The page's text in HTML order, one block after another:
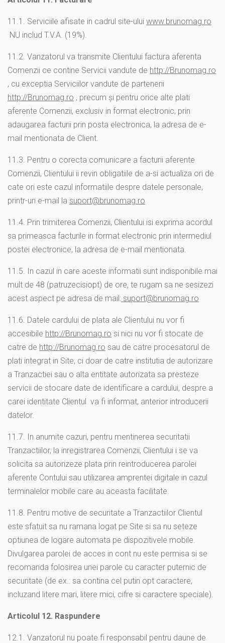
11.1. Serviciile afisate in cadrul site-ului www.brunomag.ro
NU includ T.V.A. (19%).
11.2. Vanzatorul va transmite Clientului factura aferenta
Comenzii ce contine Servicii vandute de http://Brunomag.ro
, cu exceptia Serviciilor vandute de partenerii
http://Brunomag.ro , precum şi pentru orice alte plati
aferente Comenzii, exclusiv in format electronic, prin
adaugarea facturii prin posta electronica, la adresa de e-
mail mentionata de Client.
11.3. Pentru o corecta comunicare a facturii aferente
Comenzii, Clientului ii revin obligatiile de a-si actualiza ori de
cate ori este cazul informatiile despre datele personale,
printr-un e-mail la suport@brunomag.ro
11.4. Prin trimiterea Comenzii, Clientului isi exprima acordul
sa primeasca facturile in format electronic prin intermediul
postei electronice, la adresa de e-mail mentionata.
11.5. In cazul in care aceste informatii sunt indisponibile mai
mult de 48 (patruzecisiopt) de ore, te rugam sa ne sesizezi
acest aspect pe adresa de mail: suport@brunomag.ro
11.6. Datele cardului de plata ale Clientului nu vor fi
accesibile http://Brunomag.ro si nici nu vor fi stocate de
catre de http://Brunomag.ro sau de catre procesatorul de
plati integrat in Site, ci doar de catre institutia de autorizare
a Tranzactiei sau o alta entitate autorizata sa presteze
servicii de stocare date de identificare a cardului, despre a
carei identitate Clientul va fi informat, anterior introducerii
datelor.
11.7. In anumite cazuri, pentru mentinerea securitatii
Tranzactiilor, la inregistrarea Comenzii, Clientului i se va
solicita sa autorizeze plata prin reintroducerea parolei
aferente Contului sau utilizarea amprentei digitale in cazul
terminalelor mobile care au aceasta facilitate.
11.8. Pentru motive de securitate a Tranzactiilor Clientul
este sfatuit sa nu ramana logat pe Site si sa nu seteze
optiunea de logare automata pe dispozitivele mobile.
Divulgarea parolei de acces in cont nu este permisa si se
recomanda folosirea unei parole cu caracter puternic de
securitate (de ex.: sa contina cel putin opt caractere,
incluzand litere mari, litere mici, cifre si caractere speciale).
Articolul 12. Raspundere
12.1. Vanzatorul nu poate fi responsabil pentru daune de